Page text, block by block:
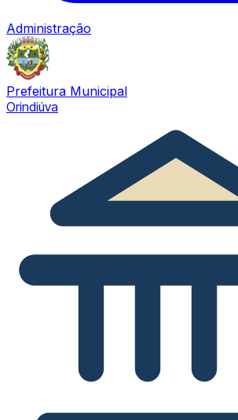
Administração
Prefeitura Municipal
Orindiúva